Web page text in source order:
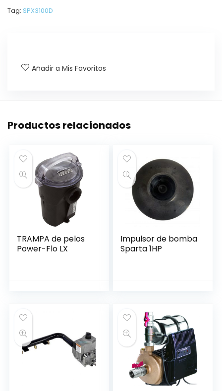
Tag: SPX3100D
Añadir a Mis Favoritos
Productos relacionados
TRAMPA de pelos
Power-Flo LX
Impulsor de bomba
Sparta 1HP